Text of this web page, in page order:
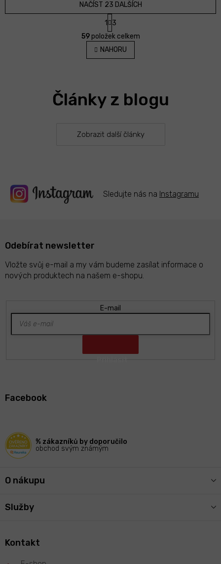
O
v
l
á
í
p
k
s
u
NAČÍST 23 DALŠÍCH
S
t
r
á
n
k
í
1
3
59položek celkem
NAHORU
Články z blogu
Zobrazit další články
Sledujte nás na Instagramu
Odebírat newsletter
Vložte svůj e-mail a my vám budeme zasílat informace o
nových produktech na našem e-shopu.
E-mail
Facebook
% zákazníků by doporučilo
obchod svým známým
O nákupu
Služby
Kontakt